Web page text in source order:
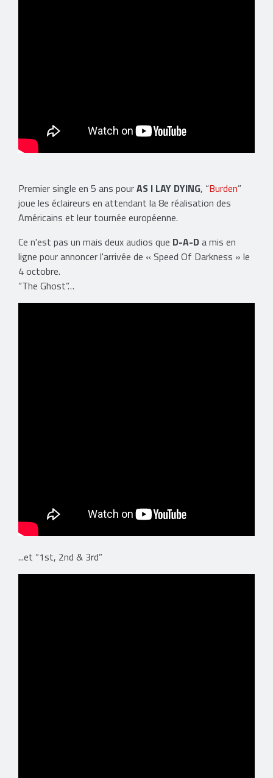
Premier single en 5 ans pourAS I LAY DYING, “Burden”
joue les éclaireurs en attendant la 8e réalisation des
Américains et leur tournée européenne.
Ce n'est pas un mais deux audios que D-A-Da mis en
ligne pour annoncer l'arrivée de « Speed Of Darkness » le
4 octobre.
​”The Ghost”…
...et “1st, 2nd & 3rd”